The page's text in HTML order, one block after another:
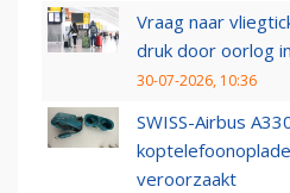
Vraag naar
druk door oorlog
30-07-2026, 10:36
SWISS-Airbus
veroorzaakt